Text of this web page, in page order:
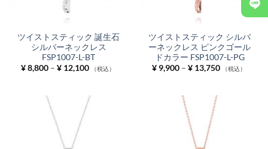
ツイストスティック 誕生石
シルバーネックレス
FSP1007-L-BT
¥8,800 – ¥12,100価
格
–
（税込）
ツイストスティック シルバ
ーネックレス ピンクゴール
ドカラー FSP1007-L-PG
¥9,900 – ¥13,750価
格
（税込）